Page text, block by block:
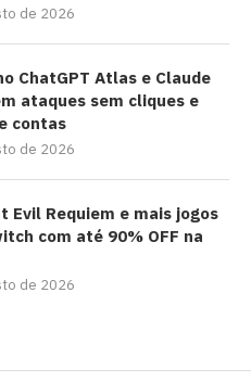
de 2026
ChatGPT Atlas e Claude
ataques sem cliques e
contas
de 2026
Evil Requiem e mais jogos
com até 90% OFF na
de 2026